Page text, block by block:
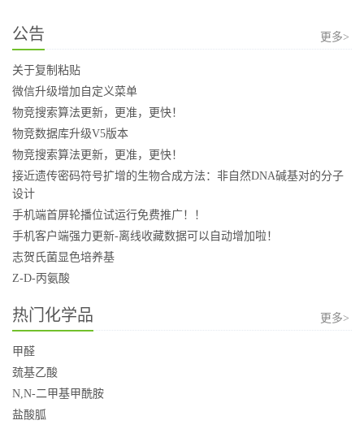
公告 更多>
关于复制粘贴
微信升级增加自定义菜单
物竞搜索算法更新，更准，更快！
物竞数据库升级V5版本
物竞搜索算法更新，更准，更快！
接近遗传密码符号扩增的生物合成方法：非自然DNA碱基对的分子
设计
手机端首屏轮播位试运行免费推广！！
手机客户端强力更新-离线收藏数据可以自动增加啦！
志贺氏菌显色培养基
Z-D-丙氨酸
热门化学品 更多>
甲醛
巯基乙酸
N,N-二甲基甲酰胺
盐酸胍